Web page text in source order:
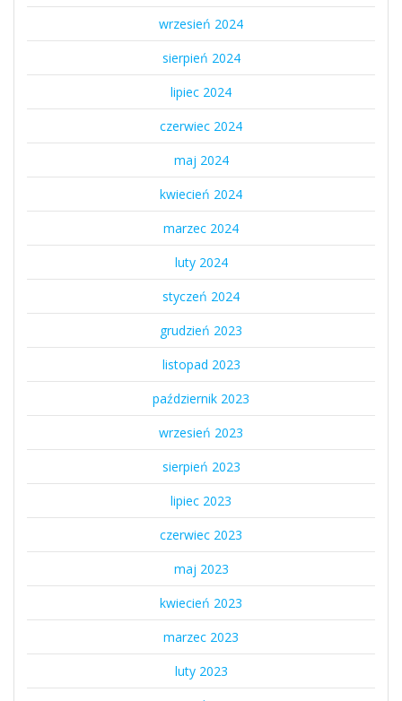
wrzesień 2024
sierpień 2024
lipiec 2024
czerwiec 2024
maj 2024
kwiecień 2024
marzec 2024
luty 2024
styczeń 2024
grudzień 2023
listopad 2023
październik 2023
wrzesień 2023
sierpień 2023
lipiec 2023
czerwiec 2023
maj 2023
kwiecień 2023
marzec 2023
luty 2023